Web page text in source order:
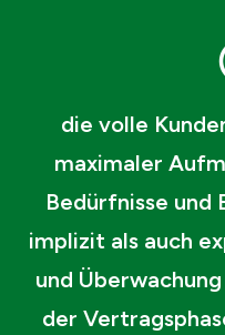
die volle
maximaler
Bedürfnisse und
implizit als auch
und
der